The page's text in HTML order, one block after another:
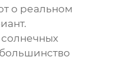
о реальном